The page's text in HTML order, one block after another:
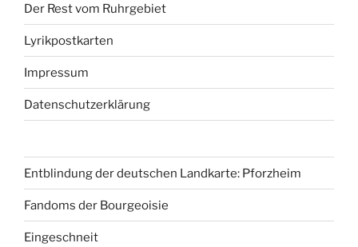
Der Rest vom Ruhrgebiet
Lyrikpostkarten
Impressum
Datenschutzerklärung
Entblindung der deutschen Landkarte: Pforzheim
Fandoms der Bourgeoisie
Eingeschneit